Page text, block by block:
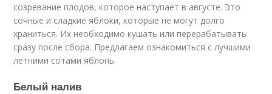
созревание плодов, которое наступает в августе. Это
сочные и сладкие яблоки, которые не могут долго
храниться. Их необходимо кушать или перерабатывать
сразу после сбора. Предлагаем ознакомиться с лучшими
летними сотами яблонь.
Белый налив